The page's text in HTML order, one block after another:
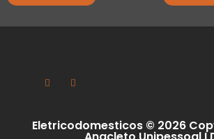
Eletricodomesticos © 2026